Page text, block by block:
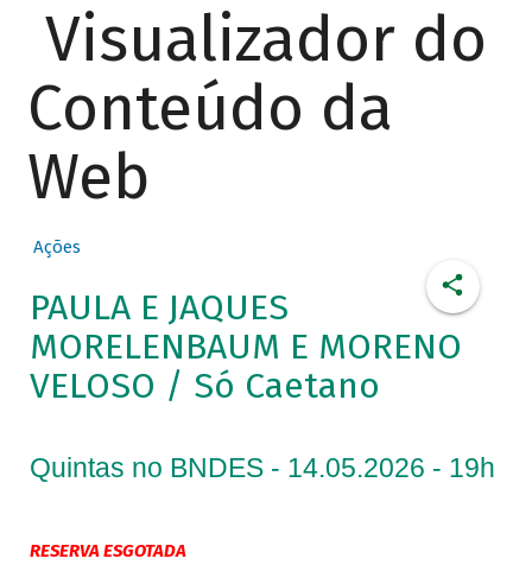
Visualizador do
Conteúdo da
Web
Ações
PAULA E JAQUES
MORELENBAUM E MORENO
VELOSO / Só Caetano
Quintas no BNDES - 14.05.2026 - 19h
RESERVA ESGOTADA